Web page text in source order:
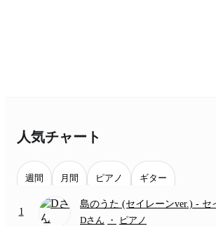
人気チャート
週間 月間 ピアノ ギター
1
島のうた (セイレーンver.) - セ
(難易度:★★★★☆/歌詞・コー
Dさん ・ ピアノ